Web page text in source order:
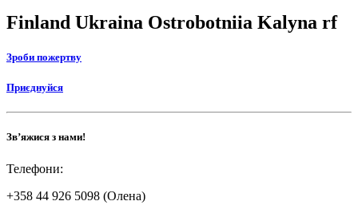
Finland Ukraina Ostrobotniia Kalyna rf
Зроби пожертву
Приєднуйся
Зв’яжися з нами!
Телефони:
+358 44 926 5098 (Олена)